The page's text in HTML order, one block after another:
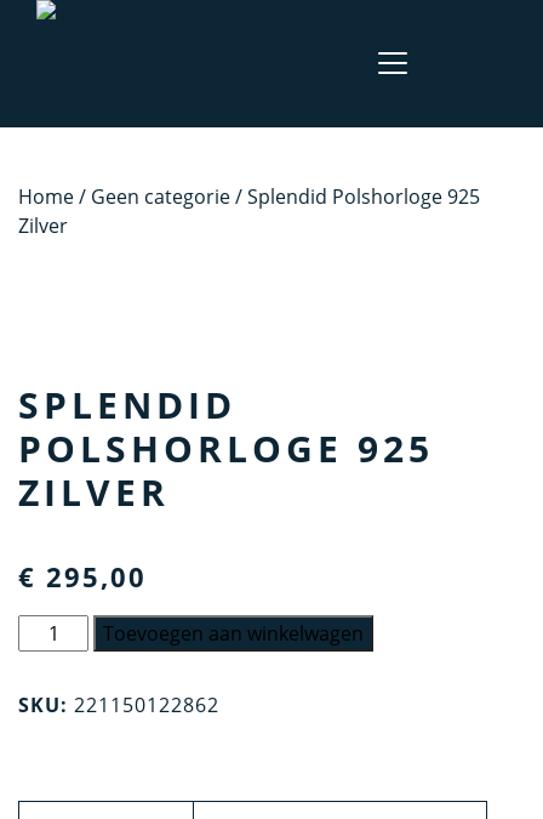
Home/ Geen categorie/ Splendid Polshorloge 925
Zilver
SPLENDID
POLSHORLOGE 925
ZILVER
€ 295,00
Splendid
Polshorloge
Zilver
Toevoegen aan winkelwagen
SKU: 221150122862